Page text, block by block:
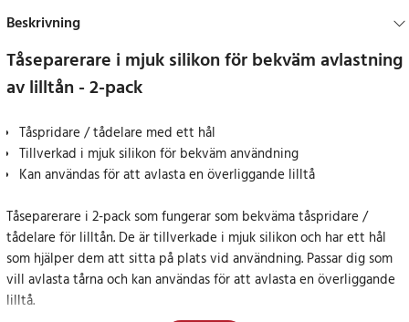
Beskrivning
Tåseparerare i mjuk silikon för bekväm avlastning
av lilltån - 2-pack
Tåspridare / tådelare med ett hål
Tillverkad i mjuk silikon för bekväm användning
Kan användas för att avlasta en överliggande lilltå
Tåseparerare i 2-pack som fungerar som bekväma tåspridare /
tådelare för lilltån. De är tillverkade i mjuk silikon och har ett hål
som hjälper dem att sitta på plats vid användning. Passar dig som
vill avlasta tårna och kan användas för att avlasta en överliggande
lilltå.